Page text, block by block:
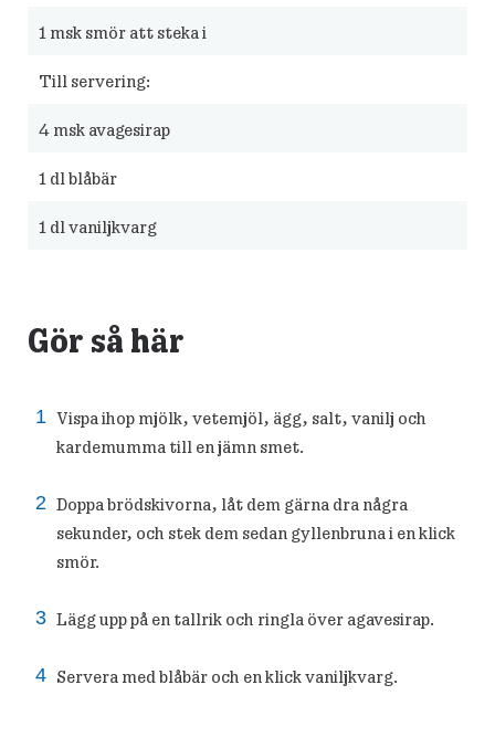
1 msk smör att steka i
Till servering:
4 msk avagesirap
1 dl blåbär
1 dl vaniljkvarg
Gör så här
Vispa ihop mjölk, vetemjöl, ägg, salt, vanilj och
kardemumma till en jämn smet.
Doppa brödskivorna, låt dem gärna dra några
sekunder, och stek dem sedan gyllenbruna i en klick
smör.
Lägg upp på en tallrik och ringla över agavesirap.
Servera med blåbär och en klick vaniljkvarg.